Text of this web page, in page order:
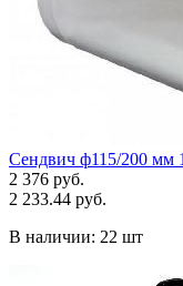
Сендвич ф115/200 мм
2 376 руб.
2 233.44 руб.
В наличии: 22 шт